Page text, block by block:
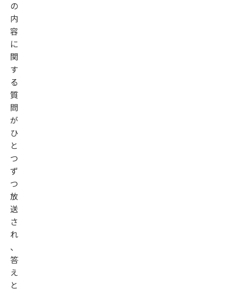
の
内
容
に
関
す
る
質
問
が
ひ
と
つ
ず
つ
放
送
さ
れ
、
答
え
と